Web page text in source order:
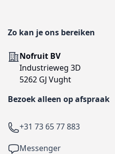
Zo kan je ons bereiken
AdresNofruit BV
Industrieweg 3D
5262 GJ Vught
Bezoek alleen op afspraak
Telefoon
+31 73 65 77 883
Facebook
Messenger